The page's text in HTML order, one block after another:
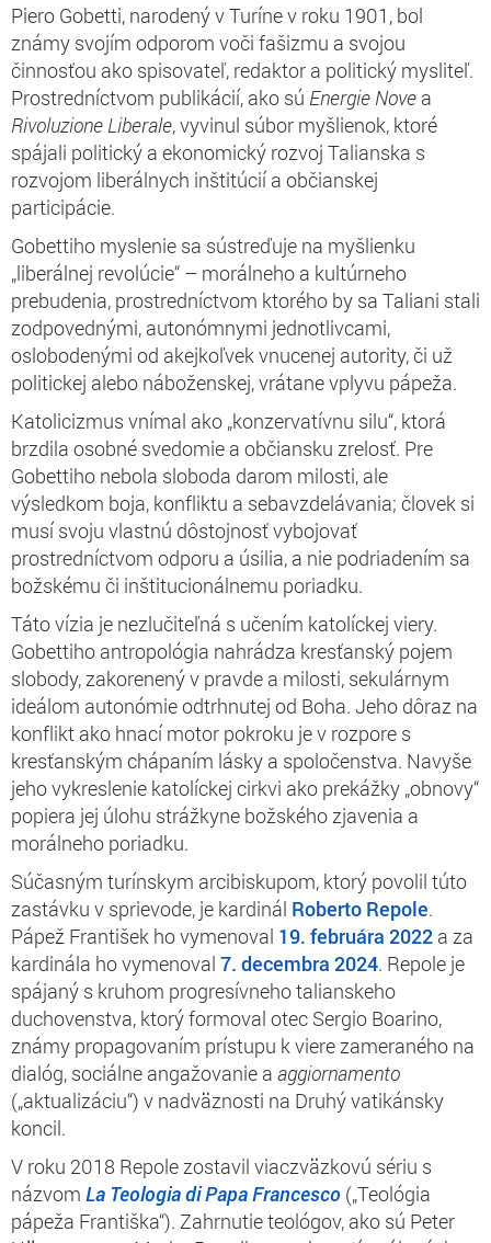
Piero Gobetti, narodený v Turíne v roku 1901, bol
známy svojím odporom voči fašizmu a svojou
činnosťou ako spisovateľ, redaktor a politický mysliteľ.
Prostredníctvom publikácií, ako sú Energie Nove a
Rivoluzione Liberale, vyvinul súbor myšlienok, ktoré
spájali politický a ekonomický rozvoj Talianska s
rozvojom liberálnych inštitúcií a občianskej
participácie.
Gobettiho myslenie sa sústreďuje na myšlienku
„liberálnej revolúcie“ – morálneho a kultúrneho
prebudenia, prostredníctvom ktorého by sa Taliani stali
zodpovednými, autonómnymi jednotlivcami,
oslobodenými od akejkoľvek vnucenej autority, či už
politickej alebo náboženskej, vrátane vplyvu pápeža.
Katolicizmus vnímal ako „konzervatívnu silu“, ktorá
brzdila osobné svedomie a občiansku zrelosť. Pre
Gobettiho nebola sloboda darom milosti, ale
výsledkom boja, konfliktu a sebavzdelávania; človek si
musí svoju vlastnú dôstojnosť vybojovať
prostredníctvom odporu a úsilia, a nie podriadením sa
božskému či inštitucionálnemu poriadku.
Táto vízia je nezlučiteľná s učením katolíckej viery.
Gobettiho antropológia nahrádza kresťanský pojem
slobody, zakorenený v pravde a milosti, sekulárnym
ideálom autonómie odtrhnutej od Boha. Jeho dôraz na
konflikt ako hnací motor pokroku je v rozpore s
kresťanským chápaním lásky a spoločenstva. Navyše
jeho vykreslenie katolíckej cirkvi ako prekážky „obnovy“
popiera jej úlohu strážkyne božského zjavenia a
morálneho poriadku.
Súčasným turínskym arcibiskupom, ktorý povolil túto
zastávku v sprievode, je kardinál Roberto Repole.
Pápež František ho vymenoval 19. februára 2022 a za
kardinála ho vymenoval 7. decembra 2024. Repole je
spájaný s kruhom progresívneho talianskeho
duchovenstva, ktorý formoval otec Sergio Boarino,
známy propagovaním prístupu k viere zameraného na
dialóg, sociálne angažovanie a aggiornamento
(„aktualizáciu“) v nadväznosti na Druhý vatikánsky
koncil.
V roku 2018 Repole zostavil viaczväzkovú sériu s
názvom La Teologia di Papa Francesco („Teológia
pápeža Františka“). Zahrnutie teológov, ako sú Peter